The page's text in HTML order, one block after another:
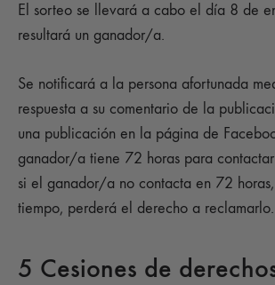
El sorteo se llevará a cabo el día 8 de
resultará un ganador/a.
Se notificará a la persona afortunada
respuesta a su comentario de la
una publicación en la página de
ganador/a tiene 72 horas para
si el ganador/a no contacta en 72
tiempo, perderá el derecho a reclamarlo.
5 Cesiones de